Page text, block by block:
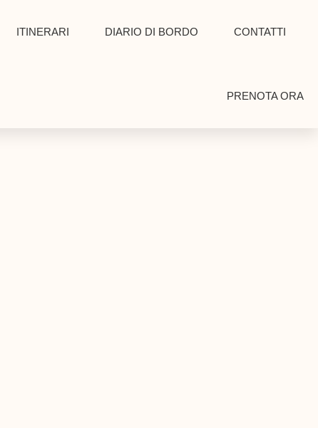
ITINERARI DIARIO DI BORDO CONTATTI
PRENOTA ORA